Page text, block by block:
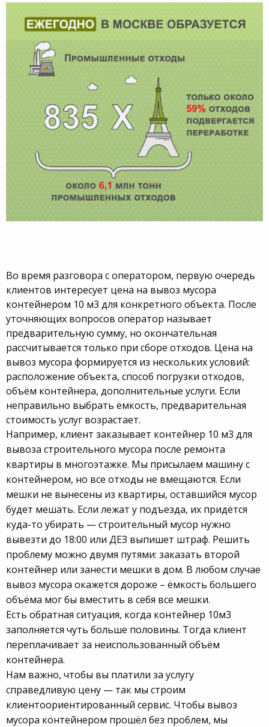
Во время разговора с оператором, первую очередь
клиентов интересует цена на вывоз мусора
контейнером 10 м3 для конкретного объекта. После
уточняющих вопросов оператор называет
предварительную сумму, но окончательная
рассчитывается только при сборе отходов. Цена на
вывоз мусора формируется из нескольких условий:
расположение объекта, способ погрузки отходов,
объём контейнера, дополнительные услуги. Если
неправильно выбрать ёмкость, предварительная
стоимость услуг возрастает.
Например, клиент заказывает контейнер 10 м3 для
вывоза строительного мусора после ремонта
квартиры в многоэтажке. Мы присылаем машину с
контейнером, но все отходы не вмещаются. Если
мешки не вынесены из квартиры, оставшийся мусор
будет мешать. Если лежат у подъезда, их придётся
куда-то убирать — строительный мусор нужно
вывезти до 18:00 или ДЕЗ выпишет штраф. Решить
проблему можно двумя путями: заказать второй
контейнер или занести мешки в дом. В любом случае
вывоз мусора окажется дороже – ёмкость большего
объёма мог бы вместить в себя все мешки.
Есть обратная ситуация, когда контейнер 10м3
заполняется чуть больше половины. Тогда клиент
переплачивает за неиспользованный объём
контейнера.
Нам важно, чтобы вы платили за услугу
справедливую цену — так мы строим
клиентоориентированный сервис. Чтобы вывоз
мусора контейнером прошёл без проблем, мы